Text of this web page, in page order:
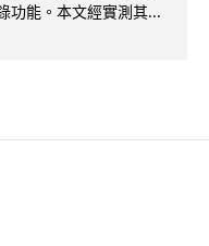
功能。本文經實測其...